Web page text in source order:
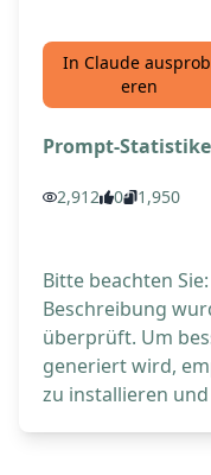
In Claude
eren
Prompt-
2,912 0 1,950
Bitte beachten
Beschreibung
überprüft. Um
generiert wird,
zu installieren